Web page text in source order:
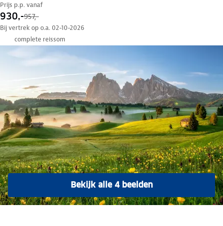
Prijs p.p. vanaf
930,-957,-
Bij vertrek op o.a. 02-10-2026
complete reissom
Bekijk alle 4 beelden